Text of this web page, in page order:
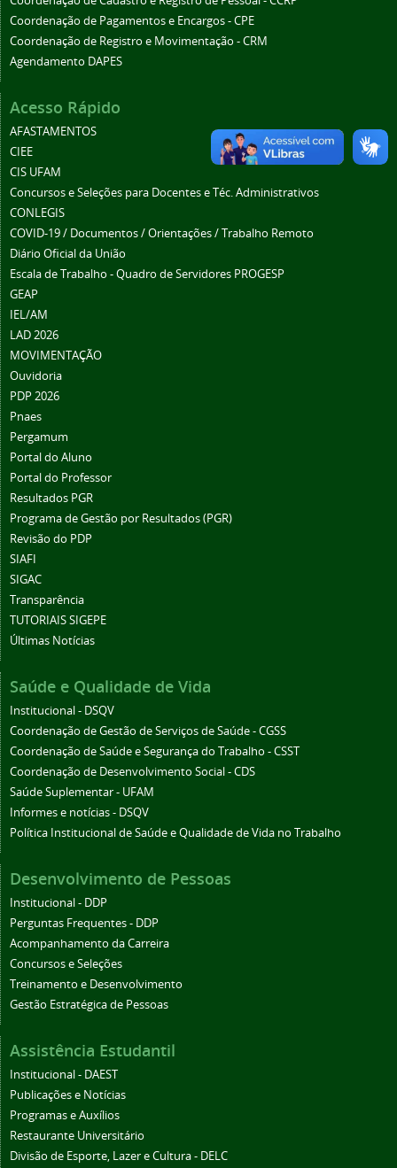
Coordenação de Pagamentos e Encargos - CPE
Coordenação de Registro e Movimentação - CRM
Agendamento DAPES
Acesso Rápido
AFASTAMENTOS
CIEE
CIS UFAM
Concursos e Seleções para Docentes e Téc. Administrativos
CONLEGIS
COVID-19 / Documentos / Orientações / Trabalho Remoto
Diário Oficial da União
Escala de Trabalho - Quadro de Servidores PROGESP
GEAP
IEL/AM
LAD 2026
MOVIMENTAÇÃO
Ouvidoria
PDP 2026
Pnaes
Pergamum
Portal do Aluno
Portal do Professor
Resultados PGR
Programa de Gestão por Resultados (PGR)
Revisão do PDP
SIAFI
SIGAC
Transparência
TUTORIAIS SIGEPE
Últimas Notícias
Saúde e Qualidade de Vida
Institucional - DSQV
Coordenação de Gestão de Serviços de Saúde - CGSS
Coordenação de Saúde e Segurança do Trabalho - CSST
Coordenação de Desenvolvimento Social - CDS
Saúde Suplementar - UFAM
Informes e notícias - DSQV
Política Institucional de Saúde e Qualidade de Vida no Trabalho
Desenvolvimento de Pessoas
Institucional - DDP
Perguntas Frequentes - DDP
Acompanhamento da Carreira
Concursos e Seleções
Treinamento e Desenvolvimento
Gestão Estratégica de Pessoas
Assistência Estudantil
Institucional - DAEST
Publicações e Notícias
Programas e Auxílios
Restaurante Universitário
Divisão de Esporte, Lazer e Cultura - DELC